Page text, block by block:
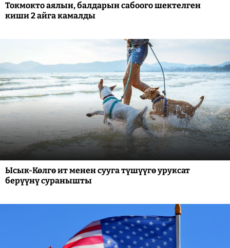
Токмокто аялын, балдарын сабоого шектелген
киши 2 айга камалды
Ысык-Көлгө ит менен сууга түшүүгө уруксат
берүүнү суранышты